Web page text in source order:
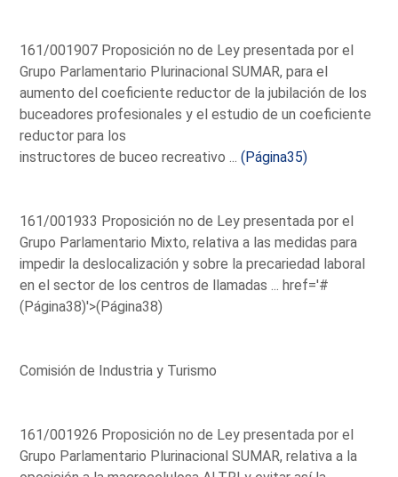
161/001907 Proposición no de Ley presentada por el
Grupo Parlamentario Plurinacional SUMAR, para el
aumento del coeficiente reductor de la jubilación de los
buceadores profesionales y el estudio de un coeficiente
reductor para los
instructores de buceo recreativo ...(Página35)
161/001933 Proposición no de Ley presentada por el
Grupo Parlamentario Mixto, relativa a las medidas para
impedir la deslocalización y sobre la precariedad laboral
en el sector de los centros de llamadas ...href='#
(Página38)'>(Página38)
Comisión de Industria y Turismo
161/001926 Proposición no de Ley presentada por el
Grupo Parlamentario Plurinacional SUMAR, relativa a la